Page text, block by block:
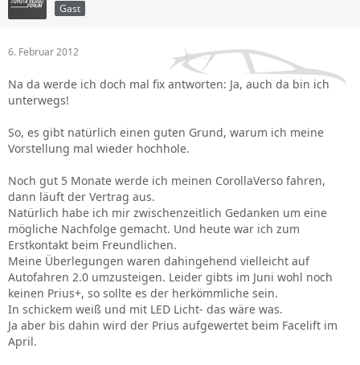
Gast
6. Februar 2012
Na da werde ich doch mal fix antworten: Ja, auch da bin ich
unterwegs!
So, es gibt natürlich einen guten Grund, warum ich meine
Vorstellung mal wieder hochhole.
Noch gut 5 Monate werde ich meinen CorollaVerso fahren,
dann läuft der Vertrag aus.
Natürlich habe ich mir zwischenzeitlich Gedanken um eine
mögliche Nachfolge gemacht. Und heute war ich zum
Erstkontakt beim Freundlichen.
Meine Überlegungen waren dahingehend vielleicht auf
Autofahren 2.0 umzusteigen. Leider gibts im Juni wohl noch
keinen Prius+, so sollte es der herkömmliche sein.
In schickem weiß und mit LED Licht- das wäre was.
Ja aber bis dahin wird der Prius aufgewertet beim Facelift im
April.